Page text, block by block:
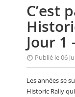
ANNUAIRES
PETITES
C’est
Jour 1
Publié le 06
Les années se
Historic Rally